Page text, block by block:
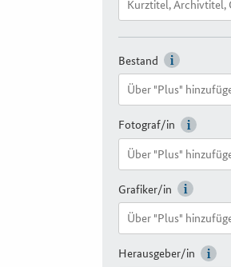
Bestand
Fotograf/in
Grafiker/in
Herausgeber/in